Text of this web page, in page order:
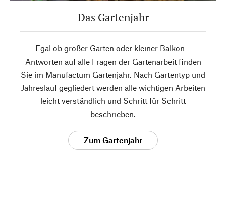
Das Gartenjahr
Egal ob großer Garten oder kleiner Balkon –
Antworten auf alle Fragen der Gartenarbeit finden
Sie im Manufactum Gartenjahr. Nach Gartentyp und
Jahreslauf gegliedert werden alle wichtigen Arbeiten
leicht verständlich und Schritt für Schritt
beschrieben.
Zum Gartenjahr